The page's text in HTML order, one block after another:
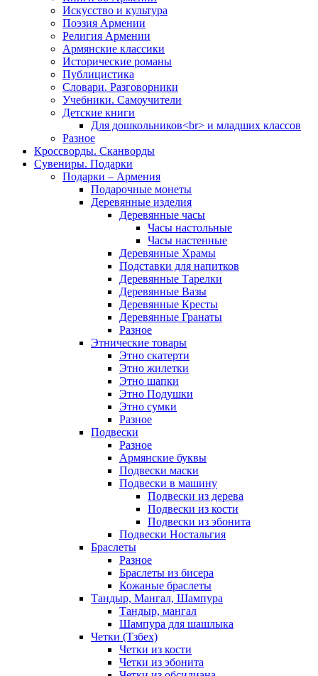
Иcкусство и культура
Поэзия Армении
Религия Армении
Армянские классики
Исторические романы
Публицистика
Словари. Разговорники
Учебники. Самоучители
Детские книги
Для дошкольников<br> и младших классов
Разное
Кроссворды. Сканворды
Сувениры. Подарки
Подарки – Армения
Подарочные монеты
Деревянные изделия
Деревянные часы
Часы настольные
Часы настенные
Деревянные Храмы
Подставки для напитков
Деревянные Тарелки
Деревянные Вазы
Деревянные Кресты
Деревянные Гранаты
Разное
Этнические товары
Этно скатерти
Этно жилетки
Этно шапки
Этно Подушки
Этно сумки
Разное
Подвески
Разное
Армянские буквы
Подвески маски
Подвески в машину
Подвески из дерева
Подвески из кости
Подвески из эбонита
Подвески Ностальгия
Браслеты
Разное
Браслеты из бисера
Кожаные браслеты
Тандыр, Мангал, Шампура
Тандыр, мангал
Шампура для шашлыка
Четки (Тзбех)
Четки из кости
Четки из эбонита